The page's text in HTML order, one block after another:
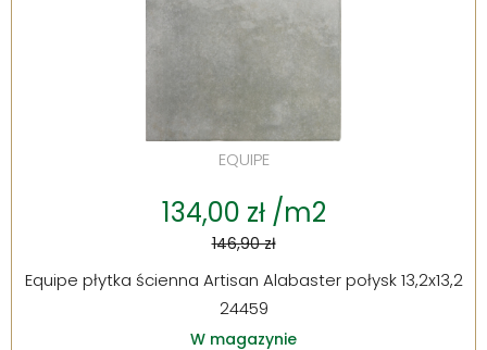
EQUIPE
134,00 zł /m2
146,90 zł
Equipe płytka ścienna Artisan Alabaster połysk 13,2x13,2
24459
W magazynie